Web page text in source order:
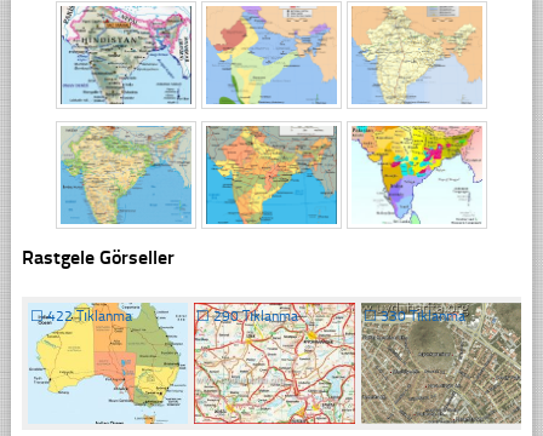
Rastgele Görseller
☐422 Tıklanma ☐290 Tıklanma ☐330 Tıklanma